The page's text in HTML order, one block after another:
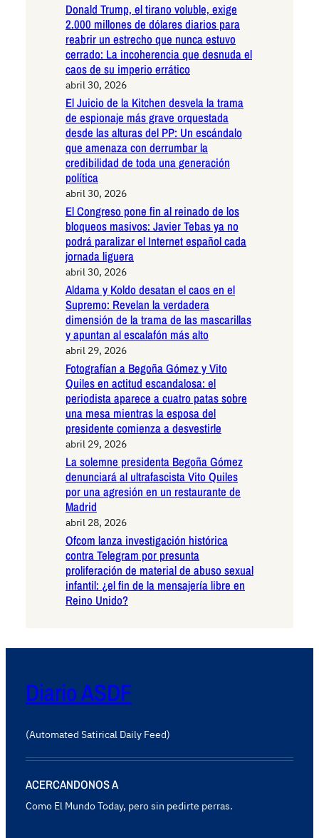
Donald Trump, el tirano voluble, exige
2.000 millones de dólares diarios para
reabrir un estrecho que nunca estuvo
cerrado: La incoherencia que desnuda el
caos de su imperio errático
abril 30, 2026
El Juicio de la Kitchen desvela la trama
de espionaje más grave orquestada
desde las alturas del PP: Un escándalo
que amenaza con derrumbar la
credibilidad de toda una generación
política
abril 30, 2026
El Congreso pone fin al reinado de los
bloqueos masivos: Javier Tebas ya no
podrá paralizar el Internet español cada
jornada liguera
abril 30, 2026
Aldama y Koldo desatan el caos en el
Supremo: Revelan la verdadera
dimensión de la trama de las mascarillas
y apuntan al escalafón más alto
abril 29, 2026
Fotografían a Begoña Gómez y Vito
Quiles en actitud escandalosa: el
periodista aparece a cuatro patas sobre
una mesa mientras la esposa del
presidente comienza a desvestirle
abril 29, 2026
La solemne presidenta Begoña Gómez
denunciará al ultrafascista Vito Quiles
por una agresión en un restaurante de
Madrid
abril 28, 2026
Ofcom lanza investigación histórica
contra Telegram por presunta
proliferación de material de abuso sexual
infantil: ¿el fin de la mensajería libre en
Reino Unido?
Diario ASDF
(Automated Satirical Daily Feed)
ACERCANDONOS A
Como El Mundo Today, pero sin pedirte perras.